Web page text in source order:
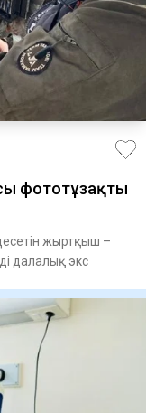
фототұзақты
жыртқыш –
далалық экс